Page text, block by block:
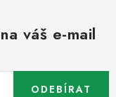
váš e-mail
ODEBÍRAT